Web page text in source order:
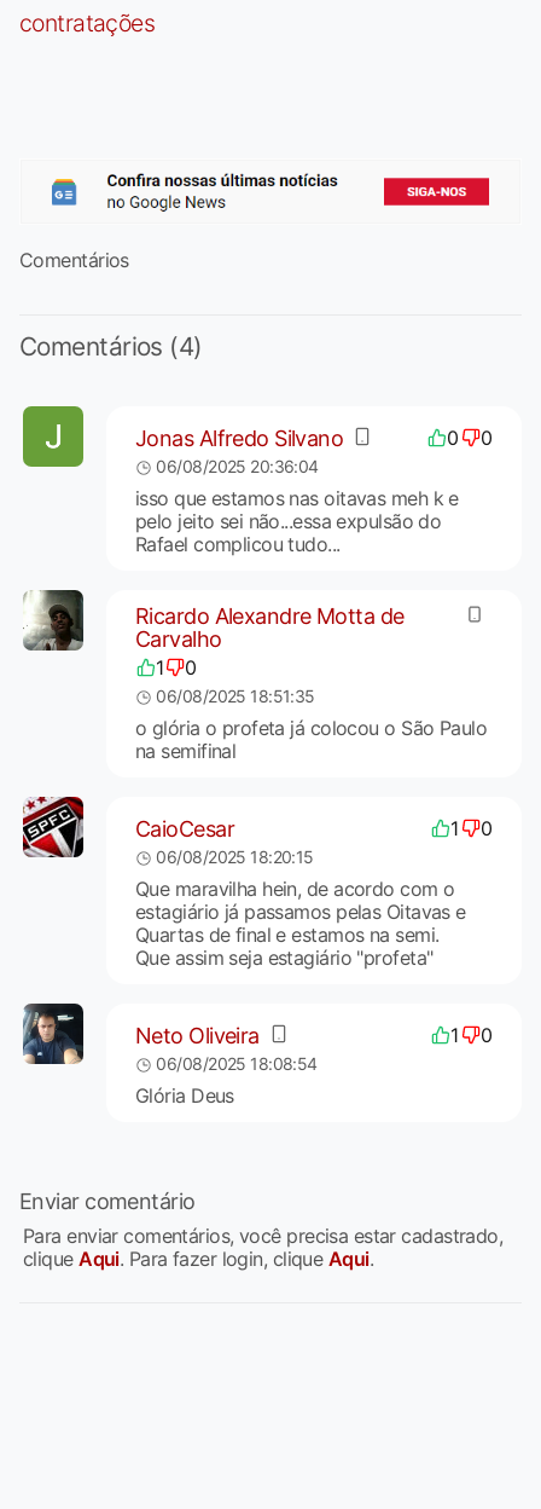
contratações
Comentários
Comentários (4)
Jonas Alfredo Silvano 0 0
06/08/2025 20:36:04
isso que estamos nas oitavas meh k e
pelo jeito sei não...essa expulsão do
Rafael complicou tudo...
Ricardo Alexandre Motta de
Carvalho
1 0
06/08/2025 18:51:35
o glória o profeta já colocou o São Paulo
na semifinal
CaioCesar 1 0
06/08/2025 18:20:15
Que maravilha hein, de acordo com o
estagiário já passamos pelas Oitavas e
Quartas de final e estamos na semi.
Que assim seja estagiário "profeta"
Neto Oliveira 1 0
06/08/2025 18:08:54
Glória Deus
Enviar comentário
Para enviar comentários, você precisa estar cadastrado,
cliqueAqui. Para fazer login, clique Aqui.